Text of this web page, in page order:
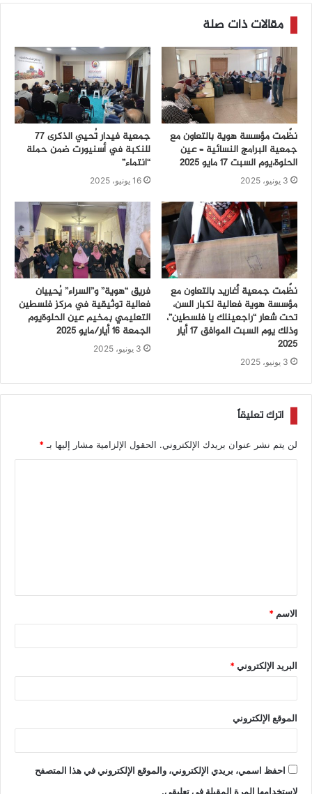
مقالات ذات صلة
نظّمت مؤسسة هوية بالتعاون مع
جمعية البرامج النسائية – عين
الحلوة،يوم السبت 17 مايو 2025
3 يونيو، 2025
جمعية فيدار تُحيي الذكرى 77
للنكبة في أسنيورت ضمن حملة
“انتماء”
16 يونيو، 2025
نظّمت جمعية أغاريد بالتعاون مع
مؤسسة هوية فعالية لكبار السن،
تحت شعار “راجعينلك يا فلسطين”،
وذلك يوم السبت الموافق 17 أيار
2025
3 يونيو، 2025
فريق “هوية” و”السراء” يُحييان
فعالية توثيقية في مركز فلسطين
التعليمي بمخيم عين الحلوةيوم
الجمعة 16 أيار/مايو 2025
3 يونيو، 2025
اترك تعليقاً
لن يتم نشر عنوان بريدك الإلكتروني. الحقول الإلزامية مشار إليها بـ *
الاسم *
البريد الإلكتروني*
الموقع الإلكتروني
احفظ اسمي، بريدي الإلكتروني، والموقع الإلكتروني في هذا المتصفح
لاستخدامها المرة المقبلة في تعليقي.